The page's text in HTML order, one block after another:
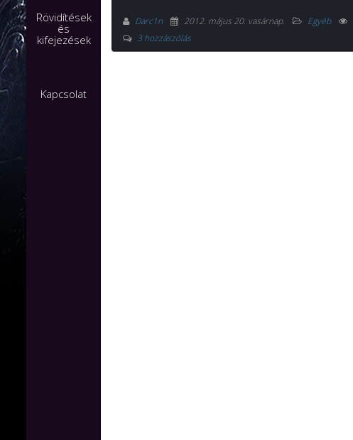
Rövidítések
és
kifejezések
Kapcsolat
Darc1n 2012. május 20. vasárnap. Egyéb
3 hozzászólás